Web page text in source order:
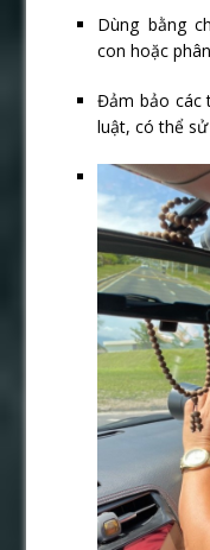
Dùng bằng
con hoặc
Đảm bảo các
luật, có thể